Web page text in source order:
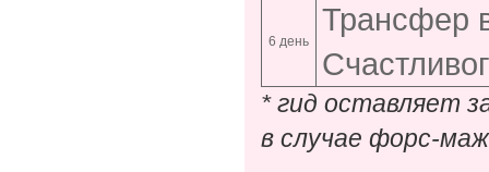
6 день
Трансфер
* гид оставляет
в случае форс-